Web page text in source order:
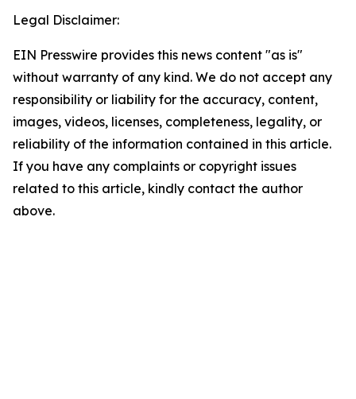
Legal Disclaimer:
EIN Presswire provides this news content "as is"
without warranty of any kind. We do not accept any
responsibility or liability for the accuracy, content,
images, videos, licenses, completeness, legality, or
reliability of the information contained in this article.
If you have any complaints or copyright issues
related to this article, kindly contact the author
above.